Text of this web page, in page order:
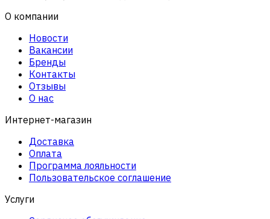
О компании
Новости
Вакансии
Бренды
Контакты
Отзывы
О нас
Интернет-магазин
Доставка
Оплата
Программа лояльности
Пользовательское соглашение
Услуги